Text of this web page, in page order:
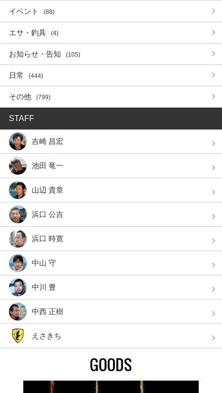
イベント
(88)
エサ・釣具 (4)
お知らせ・告知 (105)
日常 (444)
その他 (799)
STAFF
吉崎 昌宏
池田 竜一
山辺 貴章
浜口 公吉
浜口 時寛
中山 守
中川 豊
中西 正樹
えさきち
GOODS